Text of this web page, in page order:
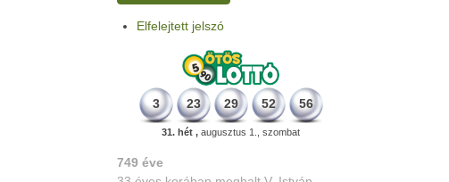
Elfelejtett jelszó
3 23 29 52 56
31. hét , augusztus 1., szombat
498 éve